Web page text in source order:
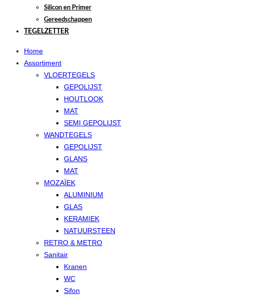
Silicon en Primer
Gereedschappen
TEGELZETTER
Home
Assortiment
VLOERTEGELS
GEPOLIJST
HOUTLOOK
MAT
SEMI GEPOLIJST
WANDTEGELS
GEPOLIJST
GLANS
MAT
MOZAÏEK
ALUMINIUM
GLAS
KERAMIEK
NATUURSTEEN
RETRO & METRO
Sanitair
Kranen
WC
Sifon